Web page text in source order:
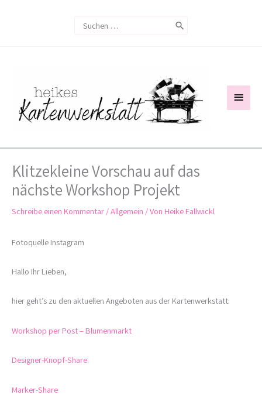
Search
Klitzekleine Vorschau auf das
nächste Workshop Projekt
Schreibe einen Kommentar /Allgemein / Von Heike Fallwickl
Fotoquelle Instagram
Hallo Ihr Lieben,
hier geht’s zu den aktuellen Angeboten aus der Kartenwerkstatt:
Workshop per Post – Blumenmarkt
Designer-Knopf-Share
Marker-Share